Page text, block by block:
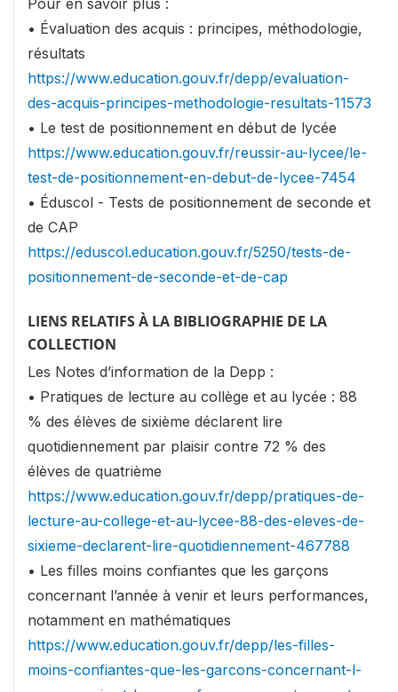
Pour en savoir plus :
• Évaluation des acquis : principes, méthodologie,
résultats
https://www.education.gouv.fr/depp/evaluation-
des-acquis-principes-methodologie-resultats-11573
• Le test de positionnement en début de lycée
https://www.education.gouv.fr/reussir-au-lycee/le-
test-de-positionnement-en-debut-de-lycee-7454
• Éduscol - Tests de positionnement de seconde et
de CAP
https://eduscol.education.gouv.fr/5250/tests-de-
positionnement-de-seconde-et-de-cap
LIENS RELATIFS À LA BIBLIOGRAPHIE DE LA
COLLECTION
Les Notes d’information de la Depp :
• Pratiques de lecture au collège et au lycée : 88
% des élèves de sixième déclarent lire
quotidiennement par plaisir contre 72 % des
élèves de quatrième
https://www.education.gouv.fr/depp/pratiques-de-
lecture-au-college-et-au-lycee-88-des-eleves-de-
sixieme-declarent-lire-quotidiennement-467788
• Les filles moins confiantes que les garçons
concernant l’année à venir et leurs performances,
notamment en mathématiques
https://www.education.gouv.fr/depp/les-filles-
moins-confiantes-que-les-garcons-concernant-l-